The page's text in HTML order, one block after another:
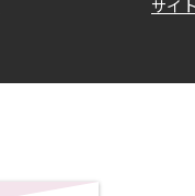
サイ